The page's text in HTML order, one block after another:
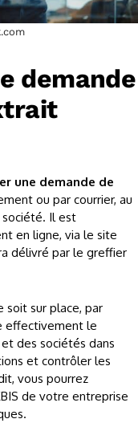
demande
une demande de
ou par courrier, au
Il est
en ligne, via le site
délivré par le greffier
soit sur place, par
effectivement le
des sociétés dans
et contrôler les
vous pourrez
de votre entreprise